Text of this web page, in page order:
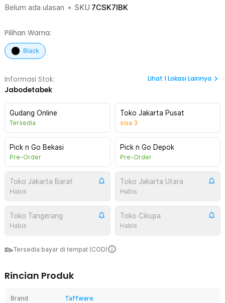
Belum ada ulasan • SKU 7CSK7IBK
Pilihan Warna:
Black
Informasi Stok:
Jabodetabek
Lihat 1Lokasi Lainnya
Gudang Online
Tersedia
Toko Jakarta Pusat
sisa 3
Pick n Go Bekasi
Pre-Order
Pick n Go Depok
Pre-Order
Toko Jakarta Barat
Habis
Toko Jakarta Utara
Habis
Toko Tangerang
Habis
Toko Cikupa
Habis
Tersedia bayar di tempat (COD)
Rincian Produk
Brand
Taffware